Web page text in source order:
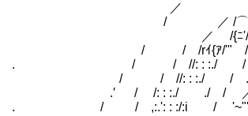
／ ／
/ ／ /⌒}彡
／ /{ﾆ'/／
/ / /rｲ{ｱ/'"
. / / //: : :./ /
/ / //: : :./ /
.′ / /: : :./ ./ / ／
. / / ,:.': : :/:i / '~"''～;